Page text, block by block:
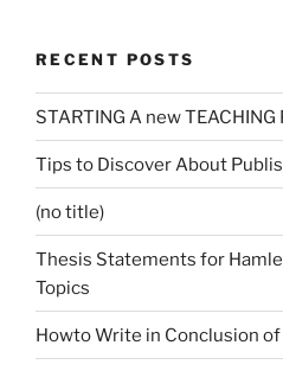
RECENT POSTS
STARTING A new TEACHING
Tips to Discover About
(no title)
Thesis Statements for
Topics
Howto Write in Conclusion of